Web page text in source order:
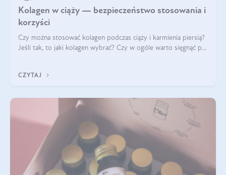
Kolagen w ciąży — bezpieczeństwo stosowania i
korzyści
Czy można stosować kolagen podczas ciąży i karmienia piersią?
Jeśli tak, to jaki kolagen wybrać? Czy w ogóle warto sięgnąć po
CZYTAJ